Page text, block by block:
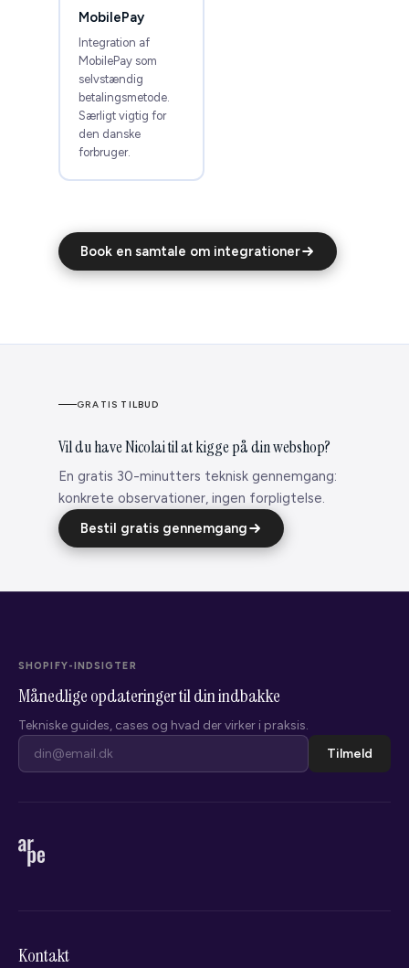
MobilePay
Integration af
MobilePay som
selvstændig
betalingsmetode.
Særligt vigtig for
den danske
forbruger.
Book en samtale om integrationer
GRATIS TILBUD
Vil du have Nicolai til at kigge på din webshop?
En gratis 30-minutters teknisk gennemgang:
konkrete observationer, ingen forpligtelse.
Bestil gratis gennemgang
SHOPIFY-INDSIGTER
Månedlige opdateringer til din indbakke
Tekniske guides, cases og hvad der virker i praksis.
Tilmeld
Kontakt